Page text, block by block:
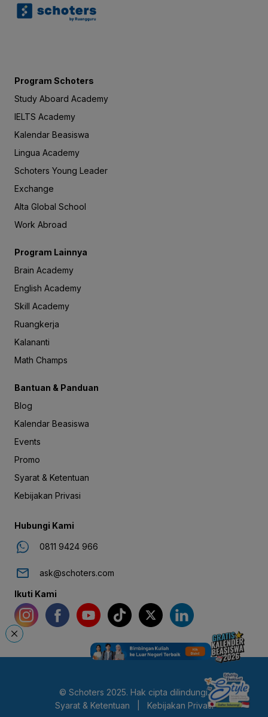
Program Schoters
Study Aboard Academy
IELTS Academy
Kalendar Beasiswa
Lingua Academy
Schoters Young Leader
Exchange
Alta Global School
Work Abroad
Program Lainnya
Brain Academy
English Academy
Skill Academy
Ruangkerja
Kalananti
Math Champs
Bantuan & Panduan
Blog
Kalendar Beasiswa
Events
Promo
Syarat & Ketentuan
Kebijakan Privasi
Hubungi Kami
0811 9424 966
ask@schoters.com
Ikuti Kami
© Schoters 2025. Hak cipta dilindungi.
Syarat & Ketentuan
Kebijakan Privasi